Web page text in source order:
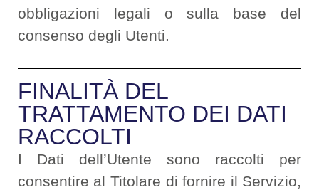
obbligazioni legali o sulla base del
consenso degli Utenti.
FINALITÀ DEL
TRATTAMENTO DEI DATI
RACCOLTI
I Dati dell’Utente sono raccolti per
consentire al Titolare di fornire il Servizio,